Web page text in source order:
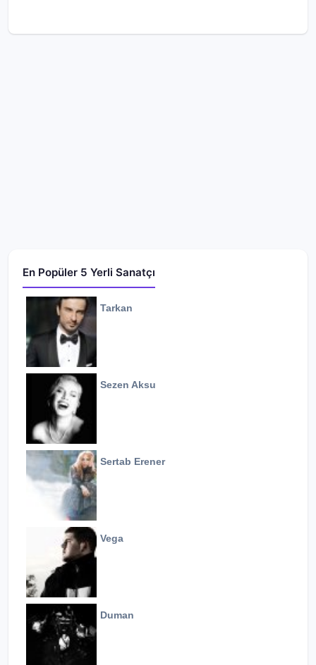
En Popüler 5 Yerli Sanatçı
Tarkan
Sezen Aksu
Sertab Erener
Vega
Duman